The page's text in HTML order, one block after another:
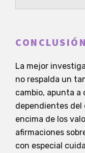
CONCLUSIÓN
La mejor
no respalda un
cambio, apunta
dependientes
encima de los
afirmaciones
con especial